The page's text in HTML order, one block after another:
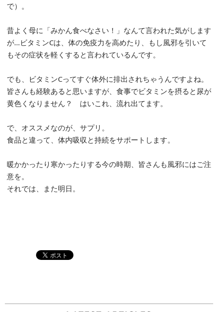
トレーニング
ダイエット
理容室
で）。
昔よく母に「みかん食べなさい！」なんて言われた気がします
が…ビタミンCは、体の免疫力を高めたり、もし風邪を引いて
もその症状を軽くすると言われているんです。
でも、ビタミンCってすぐ体外に排出されちゃうんですよね。
皆さんも経験あると思いますが、食事でビタミンを摂ると尿が
黄色くなりません？ はいこれ、流れ出てます。
で、オススメなのが、サプリ。
食品と違って、体内吸収と持続をサポートします。
暖かかったり寒かったりする今の時期、皆さんも風邪にはご注
意を。
それでは、また明日。